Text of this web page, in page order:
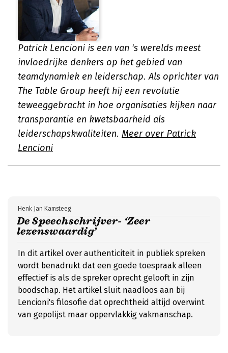
Patrick Lencioni is een van 's werelds meest
invloedrijke denkers op het gebied van
teamdynamiek en leiderschap. Als oprichter van
The Table Group heeft hij een revolutie
teweeggebracht in hoe organisaties kijken naar
transparantie en kwetsbaarheid als
leiderschapskwaliteiten. Meer over Patrick
Lencioni
De Speechschrijver- ‘Zeer
lezenswaardig’
Henk Jan Kamsteeg
In dit artikel over authenticiteit in publiek spreken
wordt benadrukt dat een goede toespraak alleen
effectief is als de spreker oprecht gelooft in zijn
boodschap. Het artikel sluit naadloos aan bij
Lencioni's filosofie dat oprechtheid altijd overwint
van gepolijst maar oppervlakkig vakmanschap.